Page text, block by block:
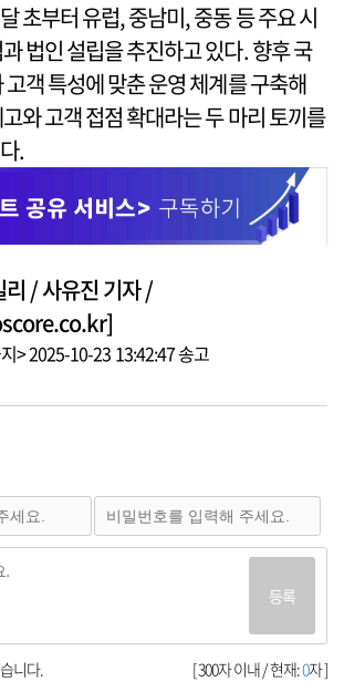
초부터 유럽, 중남미, 중동 등 주요 시
법인 설립을 추진하고 있다. 향후 국
객 특성에 맞춘 운영 체계를 구축해
와 고객 접점 확대라는 두 마리 토끼를
.
/ 사유진 기자 /
> 2025-10-23 13:42:47 송고
등록
[ 300자 이내 / 현재:0자 ]
니다.